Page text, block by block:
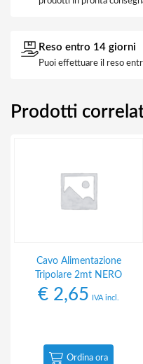
Reso entro 14 giorni
Puoi effettuare il reso
Prodotti
Cavo Alimentazione
Tripolare 2mt NERO
€ 2,65 IVA incl.
Ordina ora